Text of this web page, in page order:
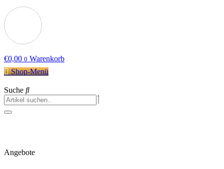
€0,00 0 Warenkorb
Shop-Menü
Suche
Angebote